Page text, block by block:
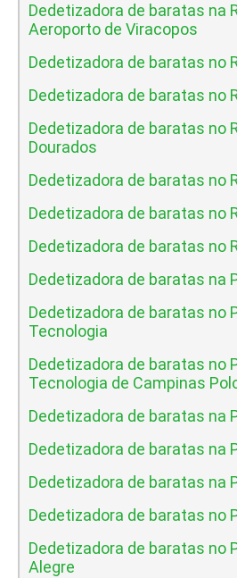
Dedetizadora de baratas na
Aeroporto de Viracopos
Dedetizadora de baratas no
Dedetizadora de baratas no
Dedetizadora de baratas no
Dourados
Dedetizadora de baratas no
Dedetizadora de baratas no
Dedetizadora de baratas no
Dedetizadora de baratas na
Dedetizadora de baratas no
Tecnologia
Dedetizadora de baratas no
Tecnologia de Campinas
Dedetizadora de baratas na
Dedetizadora de baratas na
Dedetizadora de baratas na
Dedetizadora de baratas no
Dedetizadora de baratas no
Alegre